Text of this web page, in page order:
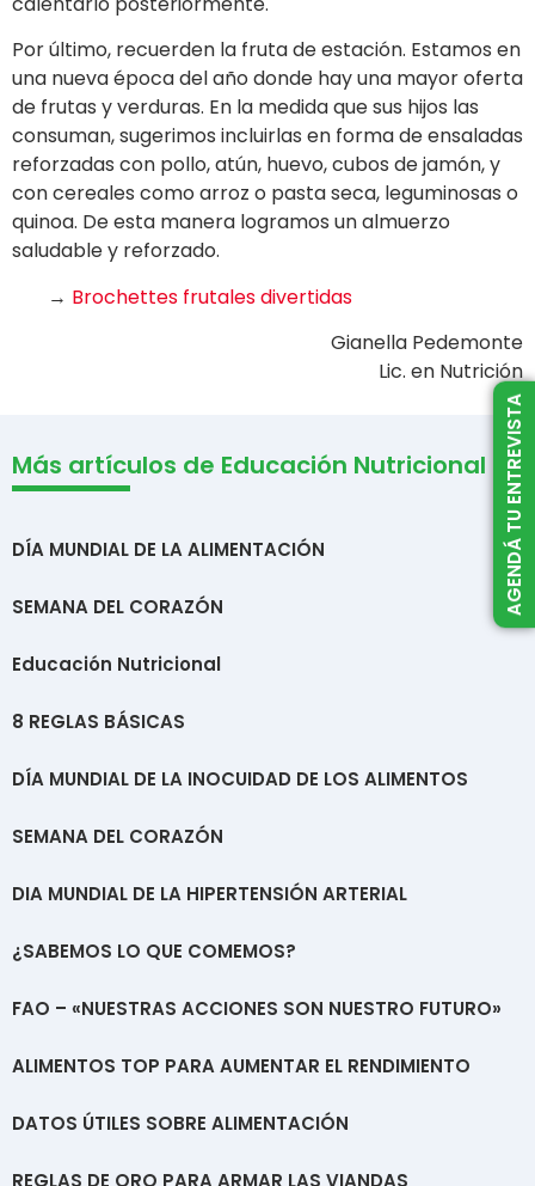
Por último, recuerden la fruta de estación. Estamos en
una nueva época del año donde hay una mayor oferta
de frutas y verduras. En la medida que sus hijos las
consuman, sugerimos incluirlas en forma de ensaladas
reforzadas con pollo, atún, huevo, cubos de jamón, y
con cereales como arroz o pasta seca, leguminosas o
quinoa. De esta manera logramos un almuerzo
saludable y reforzado.
→ Brochettes frutales divertidas
Gianella Pedemonte
Lic. en Nutrición
Más artículos de Educación Nutricional
DÍA MUNDIAL DE LA ALIMENTACIÓN
SEMANA DEL CORAZÓN
Educación Nutricional
8 REGLAS BÁSICAS
DÍA MUNDIAL DE LA INOCUIDAD DE LOS ALIMENTOS
SEMANA DEL CORAZÓN
DIA MUNDIAL DE LA HIPERTENSIÓN ARTERIAL
¿SABEMOS LO QUE COMEMOS?
FAO – «NUESTRAS ACCIONES SON NUESTRO FUTURO»
ALIMENTOS TOP PARA AUMENTAR EL RENDIMIENTO
DATOS ÚTILES SOBRE ALIMENTACIÓN
AGENDÁ TU ENTREVISTA